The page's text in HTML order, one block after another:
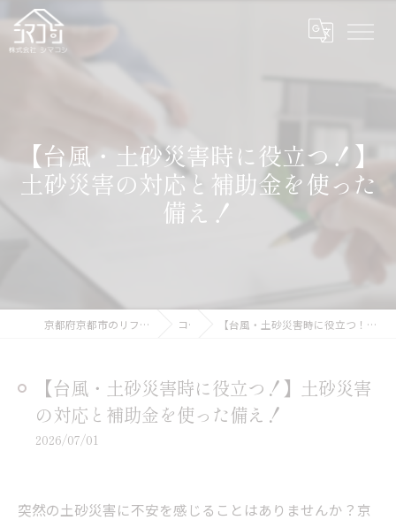
【台風・土砂災害時に役立つ！】
土砂災害の対応と補助金を使った
備え！
京都府京都市のリフォームなら株式会社シマコシ コラム 【台風・土砂災害時に役立つ！】土砂災害の対応と補助金を使った備え！
【台風・土砂災害時に役立つ！】土砂災害
の対応と補助金を使った備え！
2026/07/01
突然の土砂災害に不安を感じることはありませんか？京